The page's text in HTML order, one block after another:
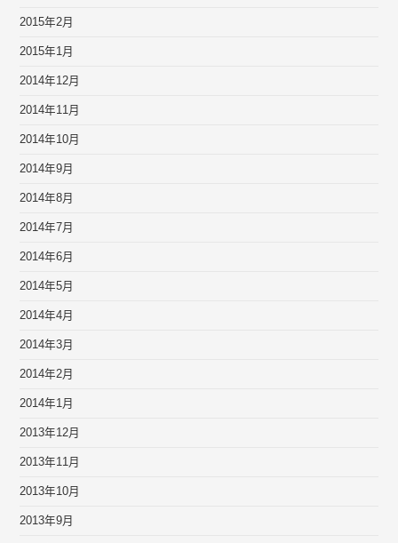
2015年2月
2015年1月
2014年12月
2014年11月
2014年10月
2014年9月
2014年8月
2014年7月
2014年6月
2014年5月
2014年4月
2014年3月
2014年2月
2014年1月
2013年12月
2013年11月
2013年10月
2013年9月